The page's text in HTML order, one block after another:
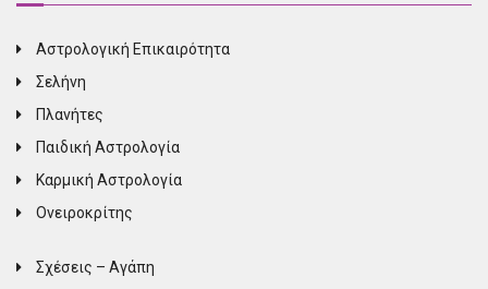
Αστρολογική Επικαιρότητα
Σελήνη
Πλανήτες
Παιδική Αστρολογία
Καρμική Αστρολογία
Ονειροκρίτης
Σχέσεις – Αγάπη